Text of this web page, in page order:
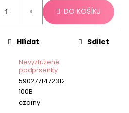
DO KOŠÍKU
Nevyztužené
podprsenky
5902771472312
100B
czarny
Hlídat Sdílet